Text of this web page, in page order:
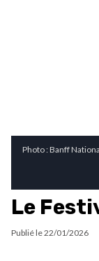
Photo : Banff
Le
Publié le22/01/2026